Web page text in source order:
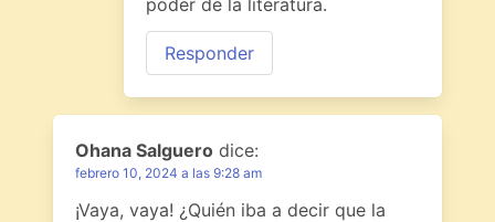
Responder
Ohana Salguero dice:
febrero 10, 2024 a las 9:28 am
¡Vaya, vaya! ¿Quién iba a decir que la